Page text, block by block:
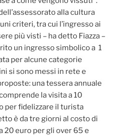
alla cultura
criteri, tra cui l’ingresso ai
più visti – ha detto Fiazza –
un ingresso simbolico a 1
per alcune categorie
si sono messi in rete e
una tessera annuale
la visita a 10
per fidelizzare il turista
è da tre giorni al costo di
20 euro per gli over 65 e